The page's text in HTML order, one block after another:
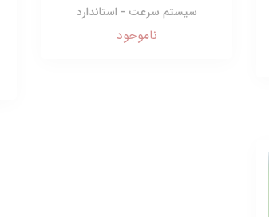
سیستم سرعت - استاندارد
ناموجود